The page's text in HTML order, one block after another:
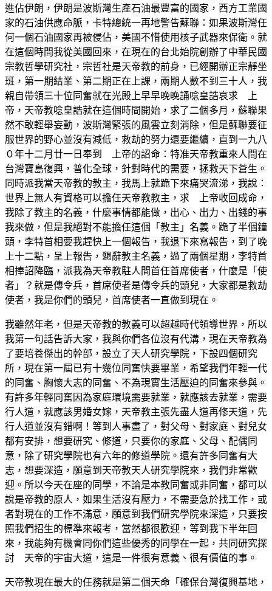
進佔伊朗，伊朗是波斯灣生產石油最豐富的國家，西方工業國
家的石油供應命脈，卡特總統一再地警告蘇聯：如果波斯灣任
何一個石油國家再被侵佔，美國不惜使用核子武器來保衛。就
在這個時間我從美國回來，在現在的台北始院創辦了中華民國
宗教哲學研究社，宗哲社是天帝教的前身，已經開辦正宗靜坐
班，第一期結業、第二期正在上課，兩期人數不到三十人，我
親自帶領三十位同奮就在光殿上早早晚晚誦唸皇誥哀求 上
帝，天帝教唸皇誥就在這個時間開始，求了二個多月，蘇聯果
然不敢輕舉妄動，波斯灣緊張的風雲立刻消除，但是蘇聯要征
服世界的野心並沒有減低，救劫的努力還要繼續，直到一九八
０年十二月廿一日奉到 上帝的詔命：特准天帝教重來人間在
台灣寶島復興，普化全球，針對時代的需要，拯救天下蒼生。
同時派我當天帝教的教主，我馬上就跪下來痛哭流涕，我說：
世界上無人有資格可以擔任天帝教教主，求 上帝收回成命，
我除了教主的名義，什麼事情都能做，出心、出力、出錢的事
我來做，但是我絕對不能擔任這個「教主」名義。跪了半個鐘
頭，李特首相要我趕快上一個報告，我退下來寫報告，到了晚
上十二點，呈上報告，懇辭教主名義，過了兩個星期，李特首
相捧詔降臨，派我為天帝教駐人間首任首席使者，什麼是「使
者」？就是傳令兵，首席使者是傳令兵的頭兒，大家都是救劫
使者，我是你們的頭兒，首席使者一直做到現在。
我雖然年老，但是天帝教的教義可以超越時代領導世界，所以
我第一句話告訴大家，我與你們各位沒有代溝，現在天帝教為
了要培養傑出的幹部，設立了天人研究學院，下設四個研究
所，現在第一屆已有十幾位同奮快要畢業，希望我們年輕一代
的同奮、胸懷大志的同奮、不為現實生活壓迫的同奮來參與。
有許多年輕同奮因為家庭環境需要就業，就應該去就業，需要
行人道，就應該男婚女嫁，天帝教主張先盡人道再修天道，先
行人道並沒有錯啊！等到人事盡了，對父母、對家庭、對兒女
都有安排，想要研究、修道，只要你的家庭、父母、配偶同
意，除了研究學院也有六年的修道學院。還有許多同奮有大
志，想要深造，願意到天帝教天人研究學院來，我們非常歡
迎。所以今天在座的同學，不論是本教同奮或非同奮，都可以
說是帝教的原人，如果生活沒有壓力，不需要急於找工作，或
者對現在的工作不滿意，願意到我們研究學院來深造，只要按
照我們招生的標準來報考，當然都很歡迎，等到我下半年回
來，我能夠有機會同你們這些優秀的同學在一起，共同研究探
討 天帝的宇宙大道，這是一件很有意義、很有價值的事。
天帝教現在最大的任務就是第二個天命「確保台灣復興基地，